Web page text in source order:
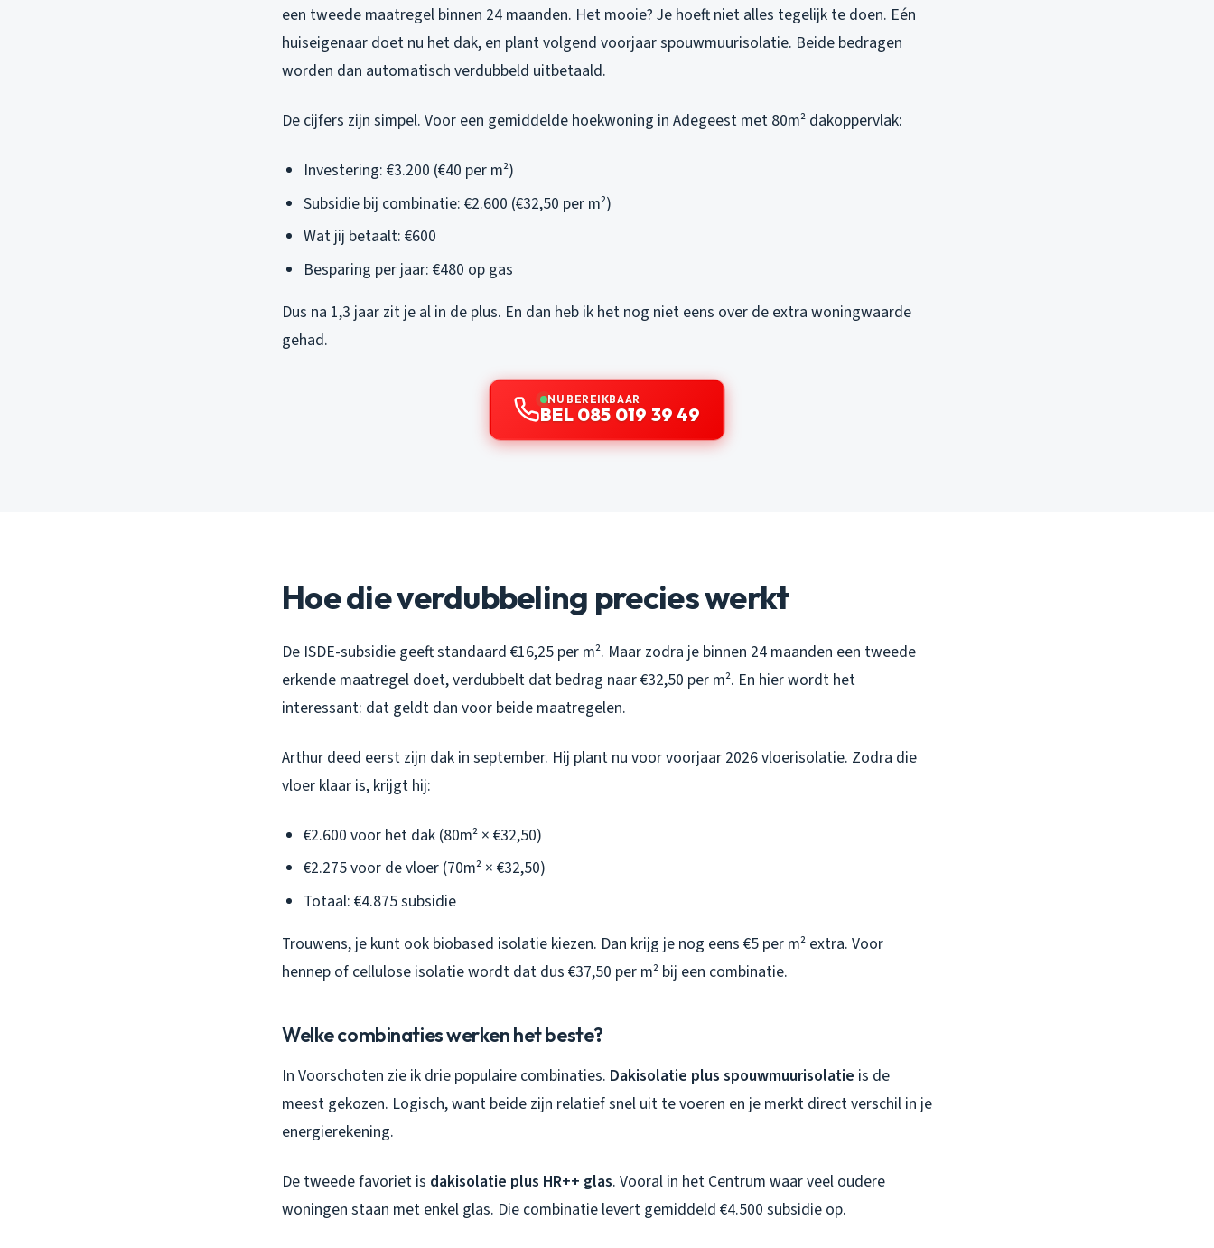
een tweede maatregel binnen 24 maanden. Het mooie? Je hoeft niet alles tegelijk te doen. Eén
huiseigenaar doet nu het dak, en plant volgend voorjaar spouwmuurisolatie. Beide bedragen
worden dan automatisch verdubbeld uitbetaald.
De cijfers zijn simpel. Voor een gemiddelde hoekwoning in Adegeest met 80m² dakoppervlak:
Investering: €3.200 (€40 per m²)
Subsidie bij combinatie: €2.600 (€32,50 per m²)
Wat jij betaalt: €600
Besparing per jaar: €480 op gas
Dus na 1,3 jaar zit je al in de plus. En dan heb ik het nog niet eens over de extra woningwaarde
gehad.
NU BEREIKBAAR
BEL 085 019 39 49
Hoe die verdubbeling precies werkt
De ISDE-subsidie geeft standaard €16,25 per m². Maar zodra je binnen 24 maanden een tweede
erkende maatregel doet, verdubbelt dat bedrag naar €32,50 per m². En hier wordt het
interessant: dat geldt dan voor beide maatregelen.
Arthur deed eerst zijn dak in september. Hij plant nu voor voorjaar 2026 vloerisolatie. Zodra die
vloer klaar is, krijgt hij:
€2.600 voor het dak (80m² × €32,50)
€2.275 voor de vloer (70m² × €32,50)
Totaal: €4.875 subsidie
Trouwens, je kunt ook biobased isolatie kiezen. Dan krijg je nog eens €5 per m² extra. Voor
hennep of cellulose isolatie wordt dat dus €37,50 per m² bij een combinatie.
Welke combinaties werken het beste?
In Voorschoten zie ik drie populaire combinaties. Dakisolatie plus spouwmuurisolatie is de
meest gekozen. Logisch, want beide zijn relatief snel uit te voeren en je merkt direct verschil in je
energierekening.
De tweede favoriet is dakisolatie plus HR++ glas. Vooral in het Centrum waar veel oudere
woningen staan met enkel glas. Die combinatie levert gemiddeld €4.500 subsidie op.